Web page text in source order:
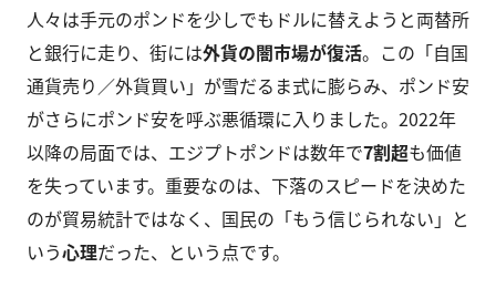
人々は手元のポンドを少しでもドルに替えようと両替所
と銀行に走り、街には外貨の闇市場が復活。この「自国
通貨売り／外貨買い」が雪だるま式に膨らみ、ポンド安
がさらにポンド安を呼ぶ悪循環に入りました。2022年
以降の局面では、エジプトポンドは数年で7割超も価値
を失っています。重要なのは、下落のスピードを決めた
のが貿易統計ではなく、国民の「もう信じられない」と
いう心理だった、という点です。